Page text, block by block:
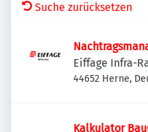
Suche zurücksetzen
Eiffage Infra-
44652 Herne,
Kalkulator